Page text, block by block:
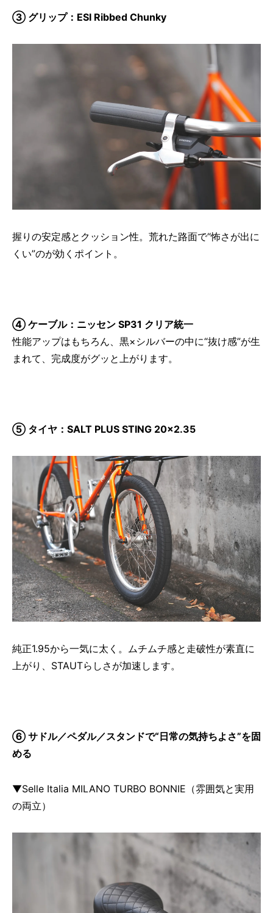
③ グリップ：ESI Ribbed Chunky
握りの安定感とクッション性。荒れた路面で“怖さが出に
くい”のが効くポイント。
④ ケーブル：ニッセン SP31 クリア統一
性能アップはもちろん、黒×シルバーの中に“抜け感”が生
まれて、完成度がグッと上がります。
⑤ タイヤ：SALT PLUS STING 20×2.35
純正1.95から一気に太く。ムチムチ感と走破性が素直に
上がり、STAUTらしさが加速します。
⑥ サドル／ペダル／スタンドで“日常の気持ちよさ”を固
める
▼Selle Italia MILANO TURBO BONNIE（雰囲気と実用
の両立）